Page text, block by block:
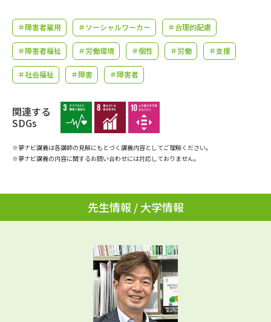
大学で学びたい学問発見
学問のミニ講義「夢ナビ講義」 学問分野解説
ユーザーサポート
Ｑ＆Ａ よくあるご質問 大学進学IDについて
お支払いについて
個人情報取扱規定
テレメール進学カタログ
訂正のご案内
＃障害者雇用 ＃ソーシャルワーカー ＃合理的配慮
＃障害者福祉 ＃労働環境 ＃個性 ＃労働 ＃支援
＃社会福祉 ＃障害 ＃障害者
関連する
SDGs
※夢ナビ講義は各講師の見解にもとづく講義内容としてご理解ください。
※夢ナビ講義の内容に関するお問い合わせには対応しておりません。
先生情報 / 大学情報